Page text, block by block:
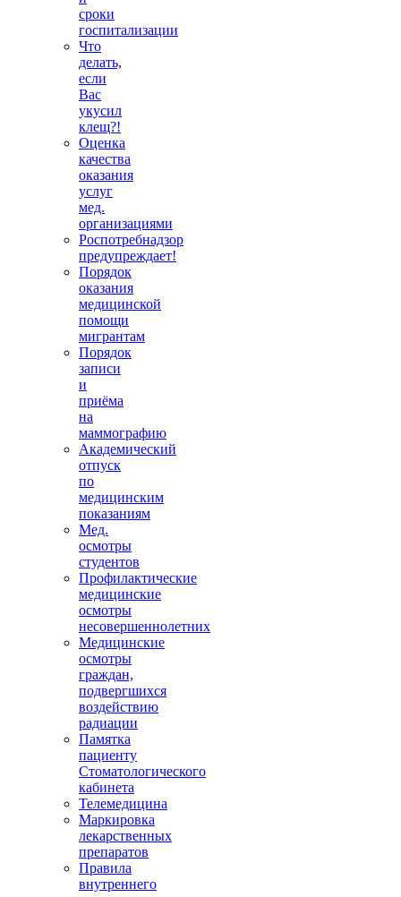
сроки
госпитализации
Что
делать,
если
Вас
укусил
клещ?!
Оценка
качества
оказания
услуг
мед.
организациями
Роспотребнадзор
предупреждает!
Порядок
оказания
медицинской
помощи
мигрантам
Порядок
записи
и
приёма
на
маммографию
Академический
отпуск
по
медицинским
показаниям
Мед.
осмотры
студентов
Профилактические
медицинские
осмотры
несовершеннолетних
Медицинские
осмотры
граждан,
подвергшихся
воздействию
радиации
Памятка
пациенту
Стоматологического
кабинета
Телемедицина
Маркировка
лекарственных
препаратов
Правила
внутреннего